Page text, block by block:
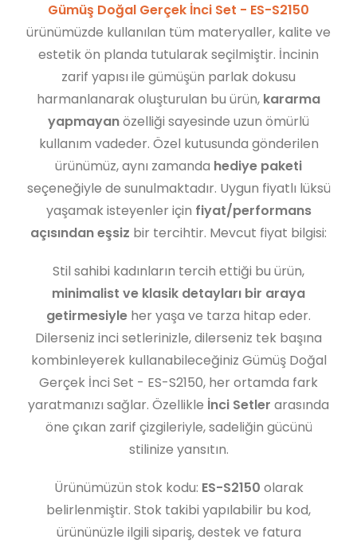
Gümüş Doğal Gerçek İnci Set - ES-S2150
ürünümüzde kullanılan tüm materyaller, kalite ve
estetik ön planda tutularak seçilmiştir. İncinin
zarif yapısı ile gümüşün parlak dokusu
harmanlanarak oluşturulan bu ürün, kararma
yapmayanözelliği sayesinde uzun ömürlü
kullanım vadeder. Özel kutusunda gönderilen
ürünümüz, aynı zamanda hediye paketi
seçeneğiyle de sunulmaktadır. Uygun fiyatlı lüksü
yaşamak isteyenler için fiyat/performans
açısından eşsiz bir tercihtir. Mevcut fiyat bilgisi:
Stil sahibi kadınların tercih ettiği bu ürün,
minimalist ve klasik detayları bir araya
getirmesiyle her yaşa ve tarza hitap eder.
Dilerseniz inci setlerinizle, dilerseniz tek başına
kombinleyerek kullanabileceğiniz Gümüş Doğal
Gerçek İnci Set - ES-S2150, her ortamda fark
yaratmanızı sağlar. Özellikle İnci Setler arasında
öne çıkan zarif çizgileriyle, sadeliğin gücünü
stilinize yansıtın.
Ürünümüzün stok kodu: ES-S2150 olarak
belirlenmiştir. Stok takibi yapılabilir bu kod,
ürününüzle ilgili sipariş, destek ve fatura